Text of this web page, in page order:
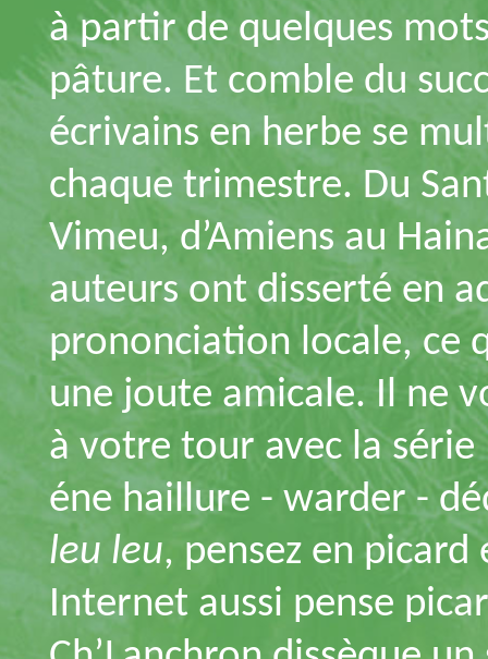
à partir de quelques
pâture. Et comble du
écrivains en herbe se
chaque trimestre. Du
Vimeu, d’Amiens au
auteurs ont disserté en
prononciation locale, ce
une joute amicale. Il ne
à votre tour avec la
éne haillure - warder -
leu leu, pensez en
Internet aussi pense